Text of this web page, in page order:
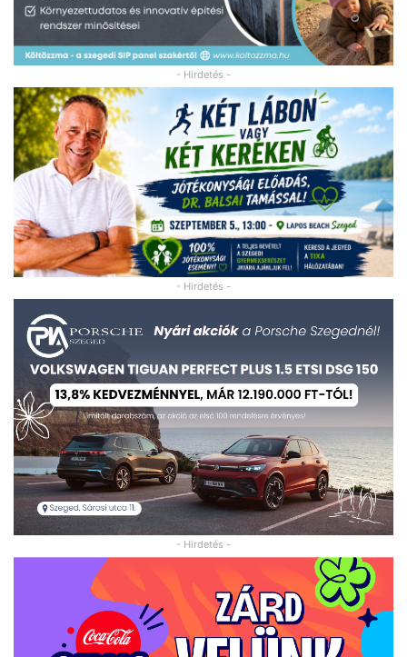
- Hirdetés -
- Hirdetés -
- Hirdetés -